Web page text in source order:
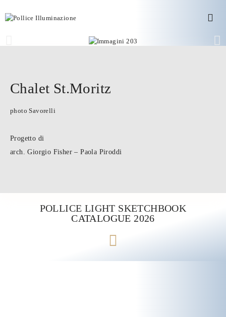
Chalet St.Moritz
photo Savorelli
Progetto di
arch. Giorgio Fisher – Paola Piroddi
POLLICE LIGHT SKETCHBOOK
CATALOGUE 2026